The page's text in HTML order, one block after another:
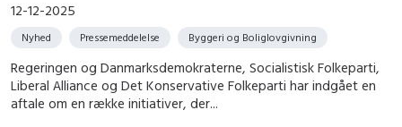
12-12-2025
Nyhed Pressemeddelelse Byggeri og Boliglovgivning
Regeringen og Danmarksdemokraterne, Socialistisk Folkeparti,
Liberal Alliance og Det Konservative Folkeparti har indgået en
aftale om en række initiativer, der...